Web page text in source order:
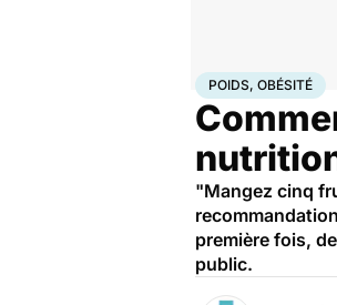
AccueilBien-être
POIDS, OBÉSITÉ
"Mangez cinq
première fois,
public.